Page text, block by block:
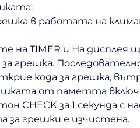
в работата на
на TIMER и На дисплея
грешка.
кода за грешка,
от паметта
CHECK за 1 секунда
за грешки е изчистена.